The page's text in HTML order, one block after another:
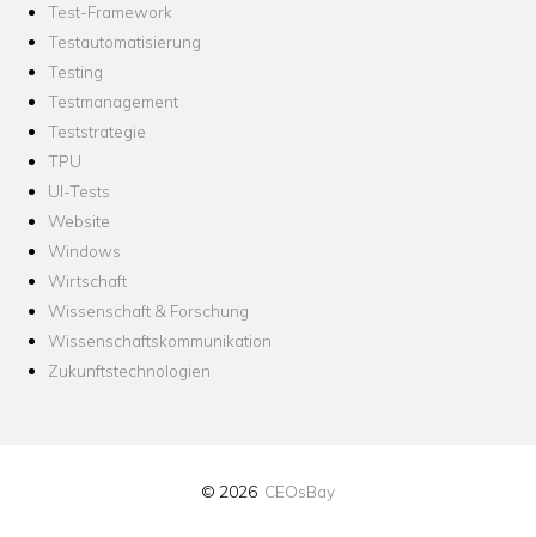
Test-Framework
Testautomatisierung
Testing
Testmanagement
Teststrategie
TPU
UI-Tests
Website
Windows
Wirtschaft
Wissenschaft & Forschung
Wissenschaftskommunikation
Zukunftstechnologien
© 2026 CEOsBay